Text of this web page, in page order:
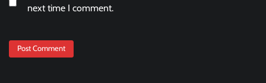
next time I comment.